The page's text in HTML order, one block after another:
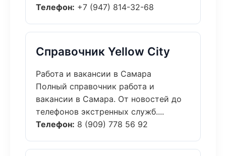
Телефон: +7 (947) 814-32-68
Справочник Yellow City
Работа и вакансии в Самара
Полный справочник работа и
вакансии в Самара. От новостей до
телефонов экстренных служб....
Телефон: 8 (909) 778 56 92